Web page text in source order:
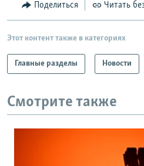
Поделиться Читать
Этот контент также в категориях
Главные разделы Новости
Смотрите также